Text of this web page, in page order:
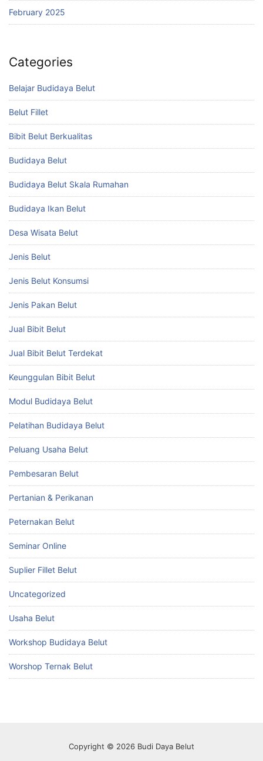
February 2025
Categories
Belajar Budidaya Belut
Belut Fillet
Bibit Belut Berkualitas
Budidaya Belut
Budidaya Belut Skala Rumahan
Budidaya Ikan Belut
Desa Wisata Belut
Jenis Belut
Jenis Belut Konsumsi
Jenis Pakan Belut
Jual Bibit Belut
Jual Bibit Belut Terdekat
Keunggulan Bibit Belut
Modul Budidaya Belut
Pelatihan Budidaya Belut
Peluang Usaha Belut
Pembesaran Belut
Pertanian & Perikanan
Peternakan Belut
Seminar Online
Suplier Fillet Belut
Uncategorized
Usaha Belut
Workshop Budidaya Belut
Worshop Ternak Belut
Copyright © 2026 Budi Daya Belut